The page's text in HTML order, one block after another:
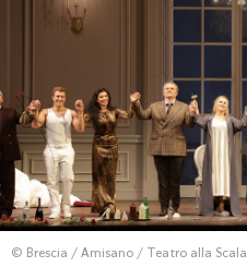
© Brescia / Amisano / Teatro alla Scala